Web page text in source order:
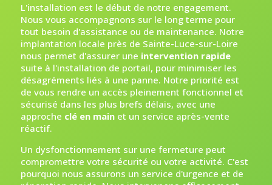
L'installation est le début de notre engagement.
Nous vous accompagnons sur le long terme pour
tout besoin d'assistance ou de maintenance. Notre
implantation locale près de Sainte-Luce-sur-Loire
nous permet d'assurer une intervention rapide
suite à l'installation de portail, pour minimiser les
désagréments liés à une panne. Notre priorité est
de vous rendre un accès pleinement fonctionnel et
sécurisé dans les plus brefs délais, avec une
approche clé en mainet un service après-vente
réactif.
Un dysfonctionnement sur une fermeture peut
compromettre votre sécurité ou votre activité. C'est
pourquoi nous assurons un service d'urgence et de